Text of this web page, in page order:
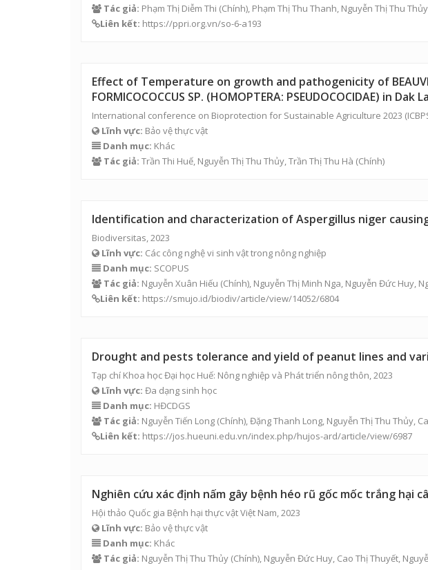
Tác giả: Phạm Thị Diễm Thi (Chính), Phạm Thị Thu Thanh, Nguyễn Thị Thu Thủy
Liên kết: https://ppri.org.vn/so-6-a193
Effect of Temperature on growth and pathogenicity of
FORMICOCOCCUS SP. (HOMOPTERA: PSEUDOCOCIDAE) in Dak
International conference on Bioprotection for Sustainable Agriculture 2023
Lĩnh vực: Bảo vệ thực vật
Danh mục: Khác
Tác giả: Trần Thi Huế, Nguyễn Thị Thu Thủy,Trần Thị Thu Hà (Chính)
Identification and characterization of Aspergillus niger
Biodiversitas, 2023
Lĩnh vực: Các công nghệ vi sinh vật trong nông nghiệp
Danh mục: SCOPUS
Tác giả: Nguyễn Xuân Hiếu (Chính), Nguyễn Thị Minh Nga, Nguyễn Đức Huy,
Liên kết: https://smujo.id/biodiv/article/view/14052/6804
Drought and pests tolerance and yield of peanut lines and
Tạp chí Khoa học Đại học Huế: Nông nghiệp và Phát triển nông thôn, 2023
Lĩnh vực: Đa dạng sinh học
Danh mục: HĐCDGS
Tác giả: Nguyễn Tiến Long (Chính),Đặng Thanh Long, Nguyễn Thị Thu Thủy,
Liên kết: https://jos.hueuni.edu.vn/index.php/hujos-ard/article/view/6987
Nghiên cứu xác định nấm gây bệnh héo rũ gốc mốc trắng hại
Hội thảo Quốc gia Bệnh hại thực vật Việt Nam, 2023
Lĩnh vực: Bảo vệ thực vật
Danh mục: Khác
Tác giả: Nguyễn Thị Thu Thủy (Chính), Nguyễn Đức Huy, Cao Thị Thuyết,